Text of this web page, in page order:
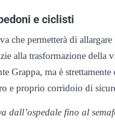
e ciclisti
che permetterà di
alla trasformazione della
Grappa, ma è
e proprio corridoio di
dall’ospedale fino al